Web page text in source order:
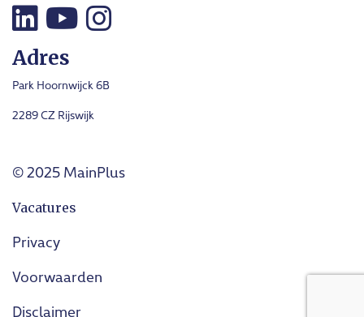
Adres
Park Hoornwijck 6B
2289 CZ Rijswijk
© 2025 MainPlus
Vacatures
Privacy
Voorwaarden
Disclaimer